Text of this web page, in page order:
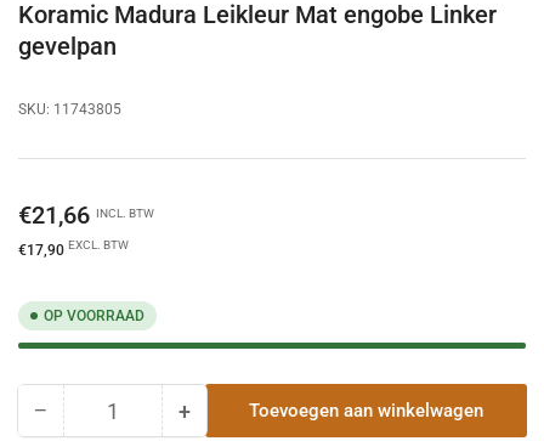
Koramic Madura Leikleur Mat engobe Linker
gevelpan
SKU: 11743805
Normale
€21,66 INCL. BTW
€17,90 EXCL. BTW
OP VOORRAAD
− Hoeveelheid
Hoeveelheid +HoeveelheidToevoegen aan winkelwagen